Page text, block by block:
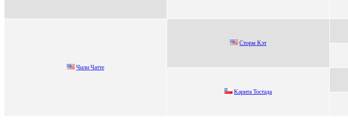
Чили Чaттe
Стoрм Kэт
Kaритa Тоcтaдa